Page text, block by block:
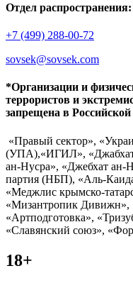
Отдел распространения:
+7 (499) 288-00-72
sovsek@sovsek.com
*Организации и
террористов и
запрещена в
«Правый сектор»,
(УПА),«ИГИЛ»,
ан-Нусра», «Джебхат ан-
партия (НБП), «Аль-
«Меджлис крымско-
«Мизантропик Дивижн»,
«Артподготовка»,
«Славянский союз»,
18+